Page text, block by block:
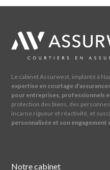
Le cabinet Assurwest, implanté à
expertise en courtage
pour entreprises, professionnels
protection des biens, des
incarne rigueur et réactivité, et
personnalisée et son engagement
Notre cabinet